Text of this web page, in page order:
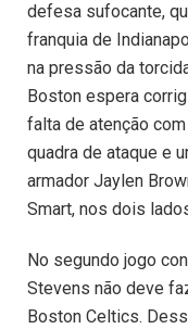
defesa sufocante,
franquia de
na pressão da
Boston espera
falta de atenção
quadra de ataque e
armador Jaylen
Smart, nos dois
No segundo jogo
Stevens não deve
Boston Celtics.